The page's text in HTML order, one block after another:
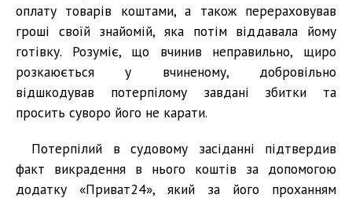
оплату товарів коштами, а також перераховував
гроші своїй знайомій, яка потім віддавала йому
готівку. Розуміє, що вчинив неправильно, щиро
розкаюється у вчиненому, добровільно
відшкодував потерпілому завдані збитки та
просить суворо його не карати.
Потерпілий в судовому засіданні підтвердив
факт викрадення в нього коштів за допомогою
додатку «Приват24», який за його проханням